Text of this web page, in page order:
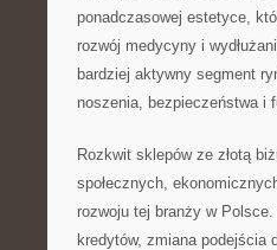
ponadczasowej estetyce,
rozwój medycyny i
bardziej aktywny segment
noszenia, bezpieczeństwa i
Rozkwit sklepów ze złotą
społecznych,
rozwoju tej branży w
kredytów, zmiana podejścia